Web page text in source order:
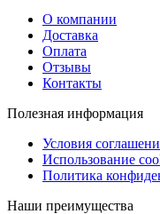
О компании
Доставка
Оплата
Отзывы
Контакты
Полезная информация
Условия
Использование
Политика
Наши преимущества